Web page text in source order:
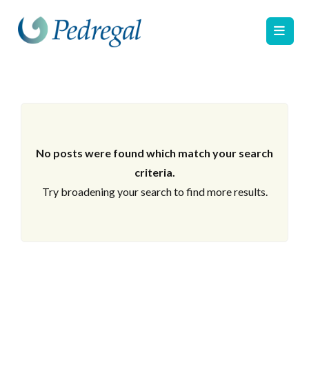
No posts were found which match your search
criteria.
Try broadening your search to find more results.